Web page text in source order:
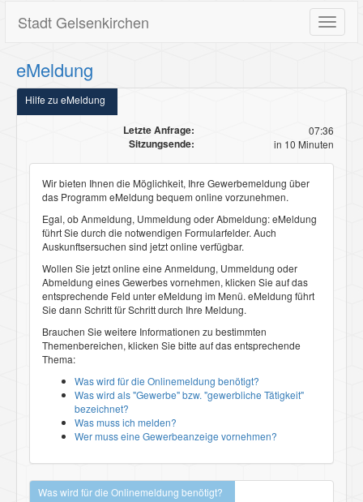
Toggle
Stadt Gelsenkirchen
eMeldung
Hilfe zu eMeldung
Letzte Anfrage: 07:36
Sitzungsende: in 10 Minuten
Wir bieten Ihnen die Möglichkeit, Ihre Gewerbemeldung über
das Programm eMeldung bequem online vorzunehmen.
Egal, ob Anmeldung, Ummeldung oder Abmeldung:eMeldung
führt Sie durch die notwendigen Formularfelder. Auch
Auskunftsersuchen sind jetzt online verfügbar.
Wollen Sie jetzt online eine Anmeldung, Ummeldung oder
Abmeldung eines Gewerbes vornehmen, klicken Sie auf das
entsprechende Feld untereMeldung im Menü. eMeldung führt
Sie dann Schritt für Schritt durch Ihre Meldung.
Brauchen Sie weitere Informationen zu bestimmten
Themenbereichen, klicken Sie bitte auf das entsprechende
Thema:
Was wird für die Onlinemeldung benötigt?
Was wird als "Gewerbe" bzw. "gewerbliche Tätigkeit"
bezeichnet?
Was muss ich melden?
Wer muss eine Gewerbeanzeige vornehmen?
Was wird für die Onlinemeldung benötigt?